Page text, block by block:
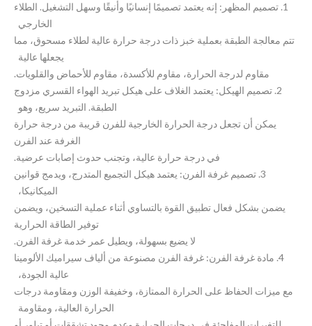
1. تصميم المظهر: إنه يعتمد تصميمًا إنسانيًا وأنيقًا وسهل التشغيل.
الطلاء
الخارجي
تتم معالجة الطبقة بعملية خبز ذات درجة حرارة عالية لطلاء مسحوق، مما
يجعلها عالية
مقاوم لدرجة الحرارة، مقاوم للأكسدة، مقاوم للأحماض والقلويات.
2. تصميم الهيكل: يعتمد الغلاف على هيكل تبريد الهواء القسري مزدوج
الطبقة. التبريد سريع، وهو
يمكن أن تجعل درجة الحرارة الخارجية للفرن قريبة من درجة حرارة
الغرفة عند الفرن
في درجة حرارة عالية، وتجنب حدوث إصابات عرضية.
3. تصميم غرفة الفرن: يعتمد هيكل التجميع المتدرج، ويدمج قوانين
الميكانيكا،
يضمن بشكل فعال تطبيق القوة بالتساوي أثناء عملية التسخين، ويضمن
توفير الطاقة الحرارية
لا يضيع بسهولة، ويطيل عمر خدمة غرفة الفرن.
4. مادة غرفة الفرن: غرفة الفرن مصنوعة من ألياف سيراميك الألومينا
عالية الجودة،
مع ميزات الحفاظ على الحرارة الممتازة، وخفيفة الوزن ومقاومة درجات
الحرارة العالية، ومقاومة